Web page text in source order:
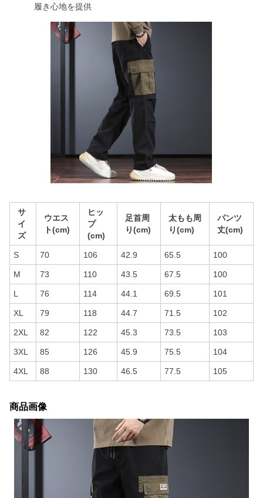
履き心地を提供
サ
イ
ズ
ウエス
ト(cm)
ヒッ
プ
(cm)
足首周
り(cm)
太もも周
り(cm)
パンツ
丈(cm)
S 70 106 42.9 65.5 100
M 73 110 43.5 67.5 100
L 76 114 44.1 69.5 101
XL 79 118 44.7 71.5 102
2XL 82 122 45.3 73.5 103
3XL 85 126 45.9 75.5 104
4XL 88 130 46.5 77.5 105
商品画像